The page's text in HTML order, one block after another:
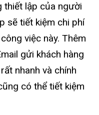
thiết lập của người
sẽ tiết kiệm chi phí
việc này. Thêm
gửi khách hàng
nhanh và chính
có thể tiết kiệm